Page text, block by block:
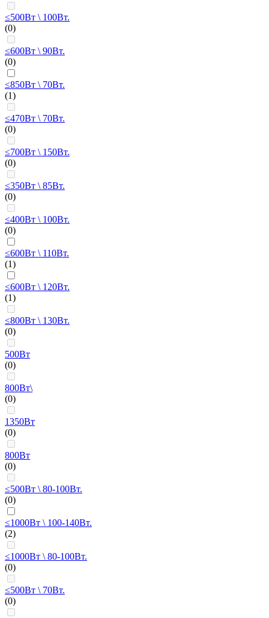
≤500Вт \ 100Вт.
(0)
≤600Вт \ 90Вт.
(0)
≤850Вт \ 70Вт.
(1)
≤470Вт \ 70Вт.
(0)
≤700Вт \ 150Вт.
(0)
≤350Вт \ 85Вт.
(0)
≤400Вт \ 100Вт.
(0)
≤600Вт \ 110Вт.
(1)
≤600Вт \ 120Вт.
(1)
≤800Вт \ 130Вт.
(0)
500Вт
(0)
800Вт\
(0)
1350Вт
(0)
800Вт
(0)
≤500Вт \ 80-100Вт.
(0)
≤1000Вт \ 100-140Вт.
(2)
≤1000Вт \ 80-100Вт.
(0)
≤500Вт \ 70Вт.
(0)